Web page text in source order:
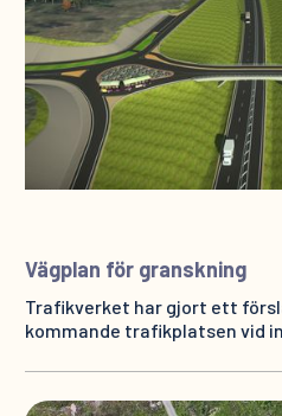
Vägplan för granskning
Trafikverket har gjort ett
kommande trafikplatsen vid